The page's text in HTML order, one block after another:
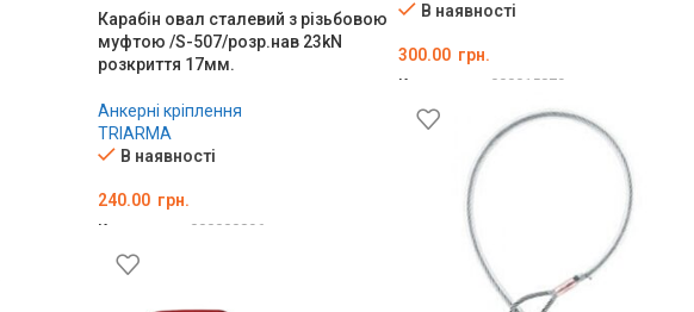
В наявності
300.00 грн.
Код товару: 000015879
ДОДАТИ В КОШИК
Карабін овал сталевий з різьбовою
муфтою /S-507/розр.нав 23kN
розкриття 17мм.
Анкерні кріплення
TRIARMA
В наявності
240.00 грн.
Код товару: 000000896
ДОДАТИ В КОШИК